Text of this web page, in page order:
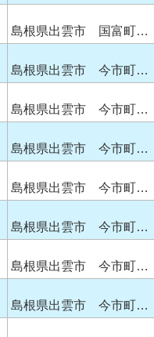
島根県出雲市 国富町…
島根県出雲市 今市町…
島根県出雲市 今市町…
島根県出雲市 今市町…
島根県出雲市 今市町…
島根県出雲市 今市町…
島根県出雲市 今市町…
島根県出雲市 今市町…